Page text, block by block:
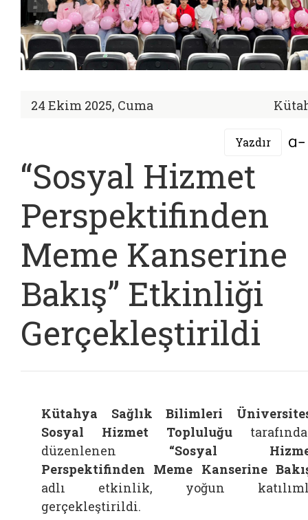
24 Ekim 2025, Cuma
Yazdır
“Sosyal Hizmet
Perspektifinden
Meme Kanserine
Bakış” Etkinliği
Gerçekleştirildi
Kütahya Sağlık Bilimleri
Sosyal Hizmet Topluluğu
düzenlenen “Sosyal
Perspektifinden Meme Kanserine
adlı etkinlik, yoğun
gerçekleştirildi.